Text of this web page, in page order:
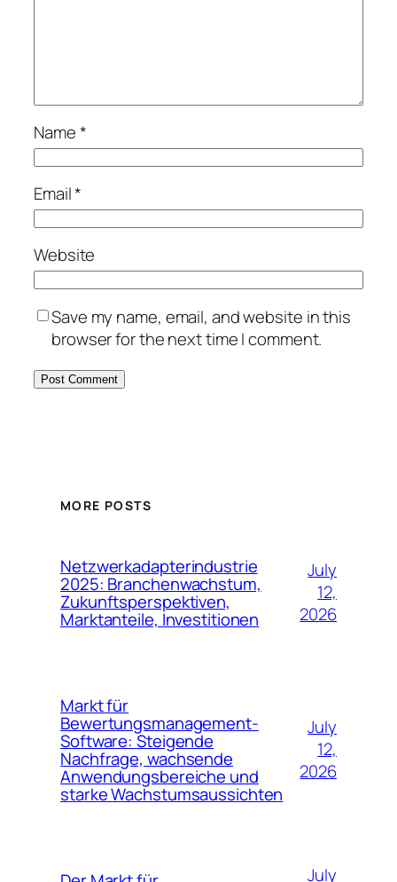
Name*
Email*
Website
Save my name, email, and website in this
browser for the next time I comment.
MORE POSTS
Netzwerkadapterindustrie
2025: Branchenwachstum,
Zukunftsperspektiven,
Marktanteile, Investitionen
July
12,
2026
Markt für
Bewertungsmanagement-
Software: Steigende
Nachfrage, wachsende
Anwendungsbereiche und
starke Wachstumsaussichten
July
12,
2026
July